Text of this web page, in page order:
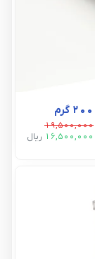
19,500,000
16,500,000 ريال